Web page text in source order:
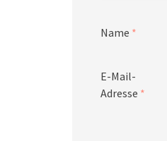
Name *
E-Mail-
Adresse *